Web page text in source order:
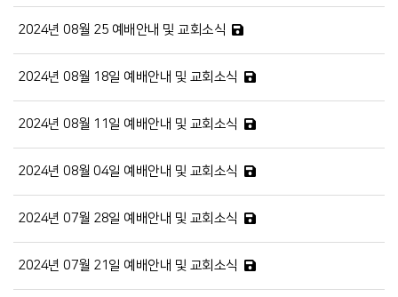
2024년 08월 25 예배안내 및 교회소식
2024년 08월 18일 예배안내 및 교회소식
2024년 08월 11일 예배안내 및 교회소식
2024년 08월 04일 예배안내 및 교회소식
2024년 07월 28일 예배안내 및 교회소식
2024년 07월 21일 예배안내 및 교회소식